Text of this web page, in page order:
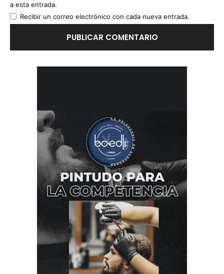
a esta entrada.
Recibir un correo electrónico con cada nueva entrada.